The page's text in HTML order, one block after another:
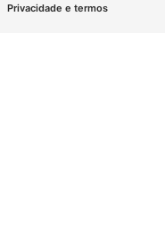
Privacidade e termos